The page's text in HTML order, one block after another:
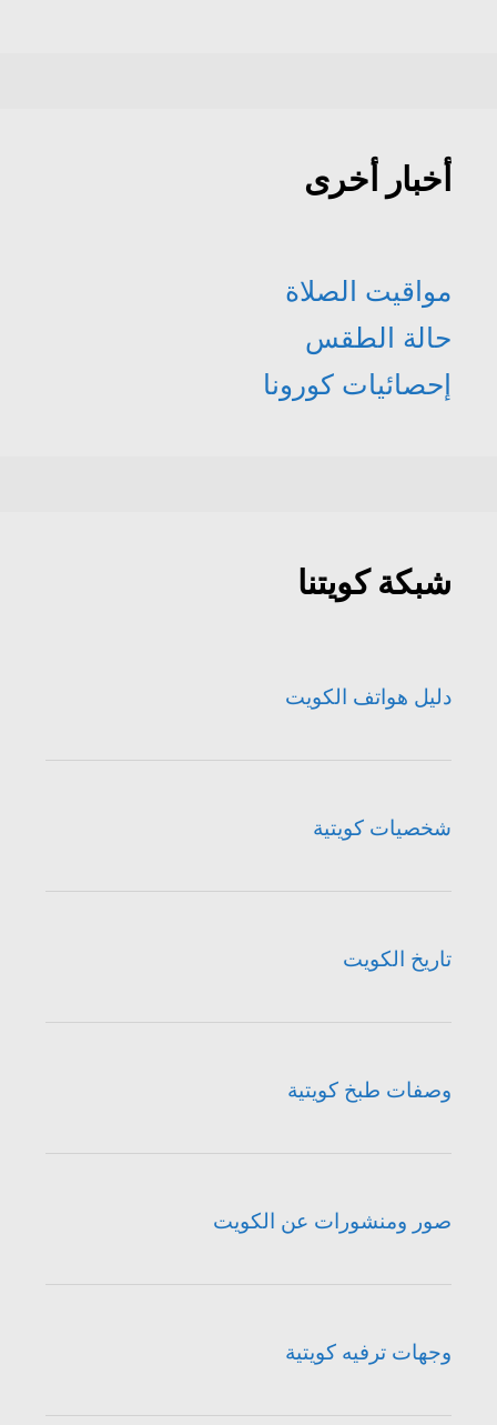
أخبار أخرى
مواقيت الصلاة
حالة الطقس
إحصائيات كورونا
شبكة كويتنا
دليل هواتف الكويت
شخصيات كويتية
تاريخ الكويت
وصفات طبخ كويتية
صور ومنشورات عن الكويت
وجهات ترفيه كويتية